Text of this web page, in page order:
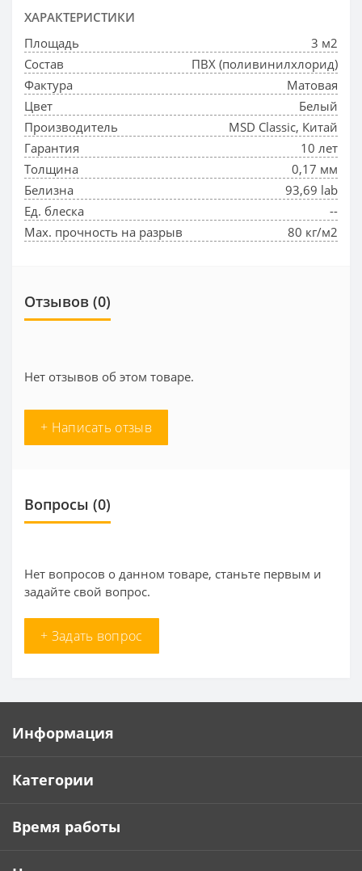
ХАРАКТЕРИСТИКИ
Площадь
3 м2
Состав
ПВХ (поливинилхлорид)
Фактура
Матовая
Цвет
Белый
Производитель
MSD Classic, Китай
Гарантия
10 лет
Толщина
0,17 мм
Белизна
93,69 lab
Ед. блеска
--
Max. прочность на разрыв
80 кг/м2
Отзывов (0)
Нет отзывов об этом товаре.
+ Написать отзыв
Вопросы (0)
Нет вопросов о данном товаре, станьте первым и
задайте свой вопрос.
+ Задать вопрос
Информация
Категории
Время работы